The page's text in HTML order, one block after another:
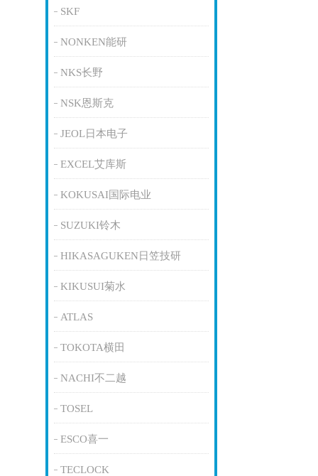
SKF
NONKEN能研
NKS长野
NSK恩斯克
JEOL日本电子
EXCEL艾库斯
KOKUSAI国际电业
SUZUKI铃木
HIKASAGUKEN日笠技研
KIKUSUI菊水
ATLAS
TOKOTA横田
NACHI不二越
TOSEL
ESCO喜一
TECLOCK